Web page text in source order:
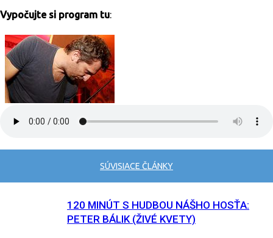
Vypočujte si program tu:
SÚVISIACE ČLÁNKY
120 MINÚT S HUDBOU NÁŠHO HOSŤA:
PETER BÁLIK (ŽIVÉ KVETY)